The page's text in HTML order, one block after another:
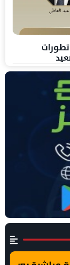
تطورات